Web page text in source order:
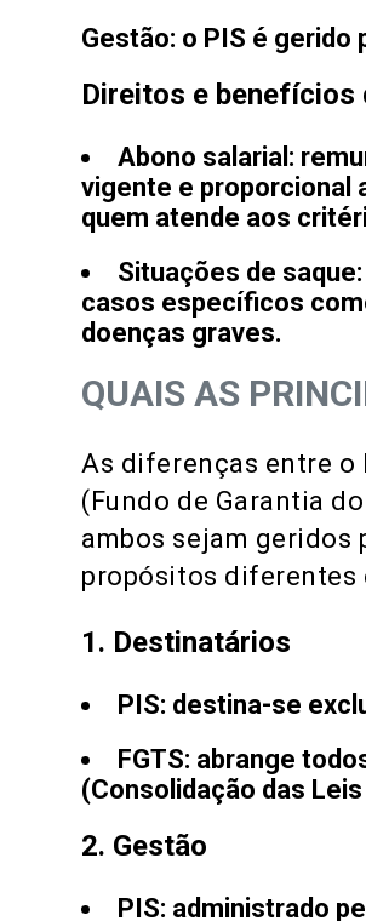
Gestão: o PIS é gerido
Direitos e benefícios
Abono salarial :
vigente e proporcional
quem atende aos
Situações de saque
casos específicos
doenças graves.
QUAIS AS
As diferenças entre o
(Fundo de Garantia
ambos sejam geridos
propósitos diferentes
1. Destinatários
PIS: destina-se
FGTS: abrange
(Consolidação das
2. Gestão
PIS: administrado